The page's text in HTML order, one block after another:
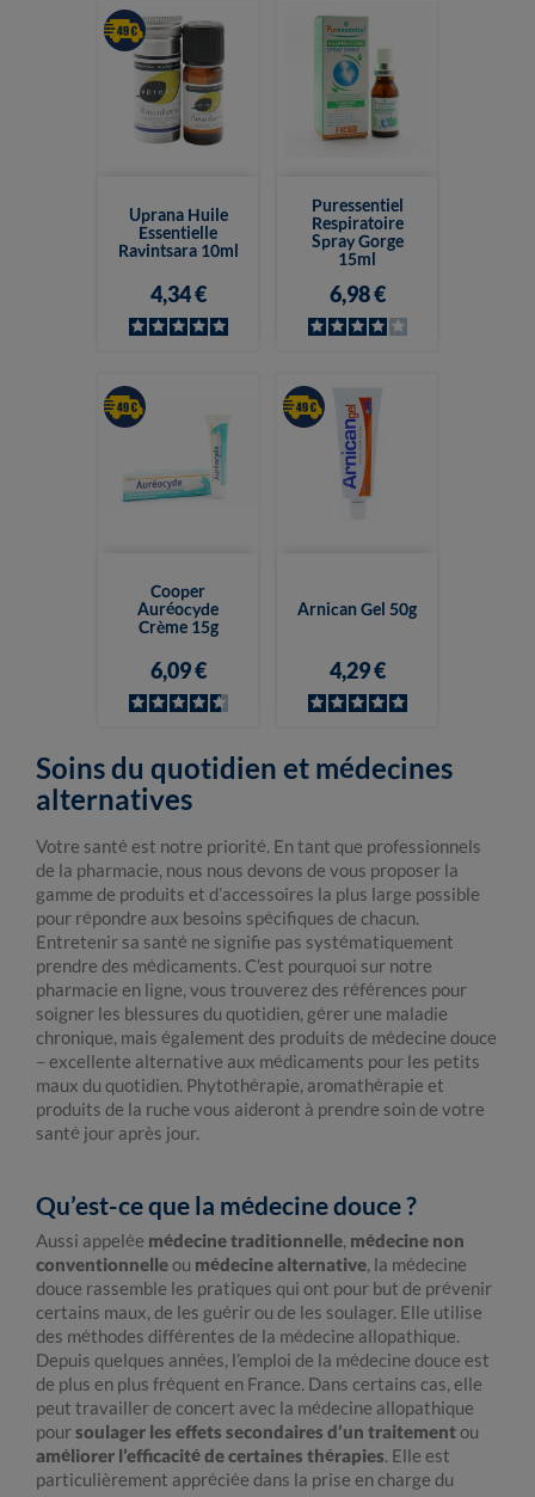
Uprana Huile
Essentielle
Ravintsara 10ml
4,34 €
Puressentiel
Respiratoire
Spray Gorge
15ml
6,98 €
Cooper
Auréocyde
Crème 15g
6,09 €
Arnican Gel 50g
4,29 €
Soins du quotidien et médecines
alternatives
Votre santé est notre priorité. En tant que professionnels
de la pharmacie, nous nous devons de vous proposer la
gamme de produits et d’accessoires la plus large possible
pour répondre aux besoins spécifiques de chacun.
Entretenir sa santé ne signifie pas systématiquement
prendre des médicaments. C’est pourquoi sur notre
pharmacie en ligne, vous trouverez des références pour
soigner les blessures du quotidien, gérer une maladie
chronique, mais également des produits de médecine douce
– excellente alternative aux médicaments pour les petits
maux du quotidien. Phytothérapie, aromathérapie et
produits de la ruche vous aideront à prendre soin de votre
santé jour après jour.
Qu’est-ce que la médecine douce ?
Aussi appelée médecine traditionnelle, médecine non
conventionnelleou médecine alternative, la médecine
douce rassemble les pratiques qui ont pour but de prévenir
certains maux, de les guérir ou de les soulager. Elle utilise
des méthodes différentes de la médecine allopathique.
Depuis quelques années, l’emploi de la médecine douce est
de plus en plus fréquent en France. Dans certains cas, elle
peut travailler de concert avec la médecine allopathique
poursoulager les effets secondaires d’un traitementou
améliorer l’efficacité de certaines thérapies. Elle est
particulièrement appréciée dans la prise en charge du